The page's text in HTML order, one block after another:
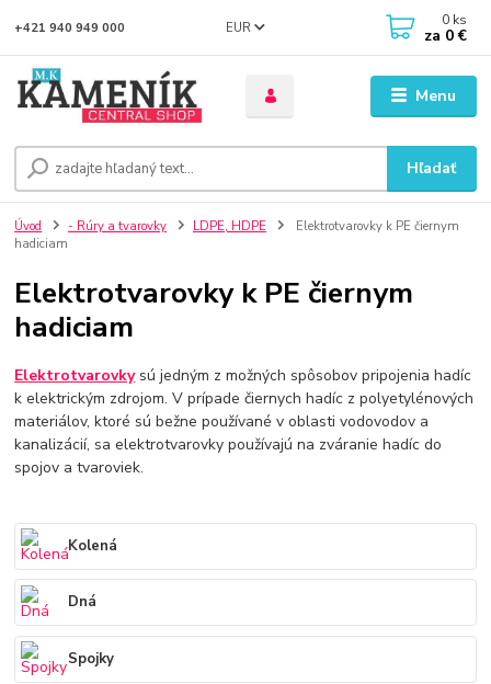
Menu
EUR
Hľadať
+421 940 949 000 0 ks
za 0 €
Úvod - Rúry a tvarovky LDPE, HDPE
Elektrotvarovky k PE čiernym
hadiciam
Elektrotvarovky k PE čiernym
hadiciam
Elektrotvarovkysú jedným z možných spôsobov pripojenia hadíc
k elektrickým zdrojom. V prípade čiernych hadíc z polyetylénových
materiálov, ktoré sú bežne používané v oblasti vodovodov a
kanalizácií, sa elektrotvarovky používajú na zváranie hadíc do
spojov a tvaroviek.
Kolená
Dná
Spojky